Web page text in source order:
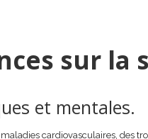
sur la
et mentales.
cardiovasculaires, des